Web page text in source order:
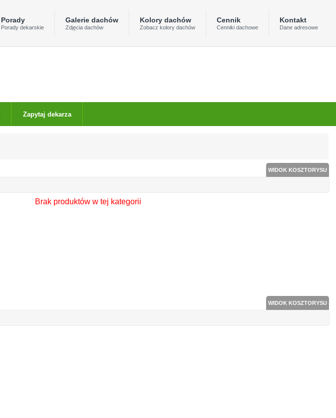
Porady
Porady dekarskie
Galerie dachów
Zdjęcia dachów
Kolory dachów
Zobacz kolory dachów
Cennik
Cenniki dachowe
Kontakt
Dane adresowe
Zapytaj dekarza
WIDOK KOSZTORYSU
Brak produktów w tej kategorii
WIDOK KOSZTORYSU